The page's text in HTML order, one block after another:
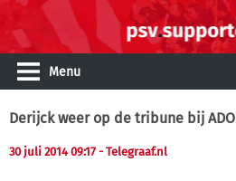
Menu
Derijck weer op de tribune bij ADO
30 juli 2014 09:17 - Telegraaf.nl